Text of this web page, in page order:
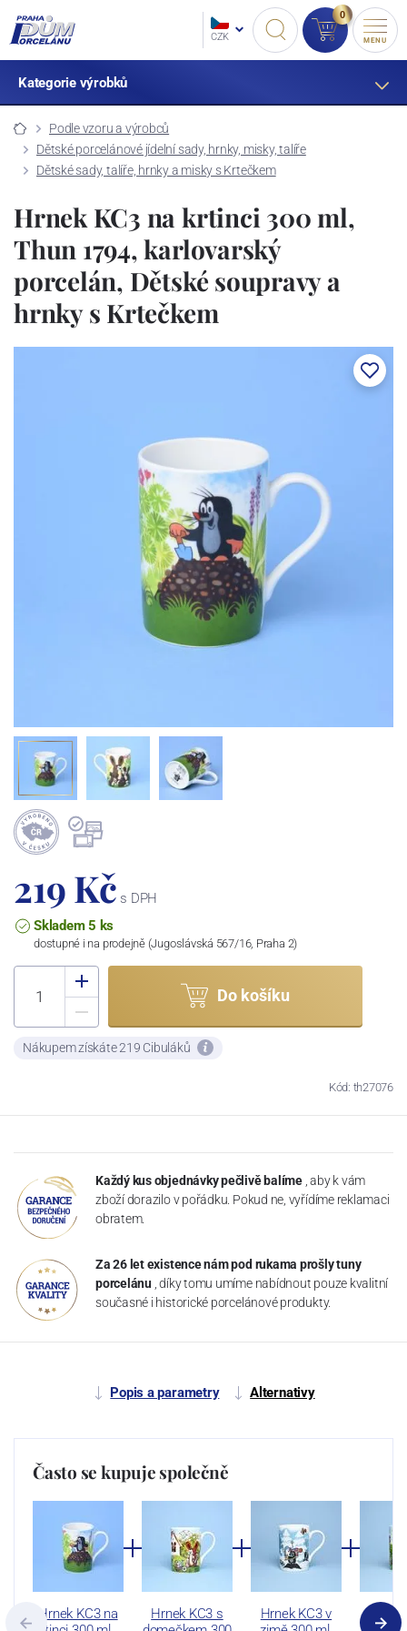
CZK
0
MENU
Kategorie výrobků
Podle vzoru a výrobců
Dětské porcelánové jídelní sady, hrnky, misky, talíře
Dětské sady, talíře, hrnky a misky s Krtečkem
Hrnek KC3 na krtinci 300 ml,
Thun 1794, karlovarský
porcelán, Dětské soupravy a
hrnky s Krtečkem
219 Kč s DPH
Skladem 5 ks
dostupné i na prodejně (Jugoslávská 567/16, Praha 2)
Do košíku
Nákupem získáte 219 Cibuláků
Kód: th27076
Každý kus objednávky pečlivě balíme , aby k vám
zboží dorazilo v pořádku. Pokud ne, vyřídíme reklamaci
obratem.
Za 26 let existence nám pod rukama prošly tuny
porcelánu , díky tomu umíme nabídnout pouze kvalitní
současné i historické porcelánové produkty.
Popis a parametry Alternativy
Často se kupuje společně
Hrnek KC3 na
Hrnek KC3 s
Hrnek KC3 v